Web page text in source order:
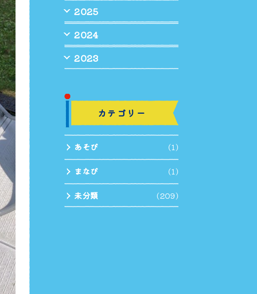
2025
2024
2023
カテゴリー
あそび (1)
まなび (1)
未分類 (209)